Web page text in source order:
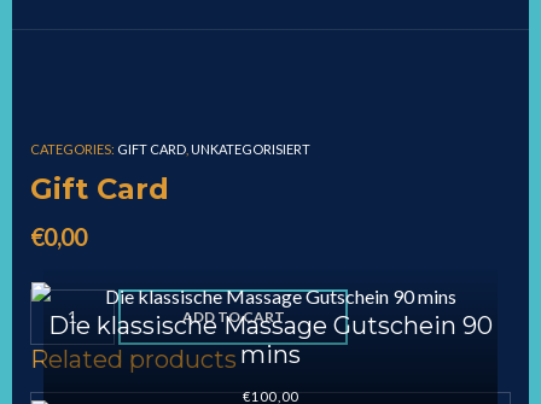
CATEGORIES: GIFT CARD UNKATEGORISIERT
Gift Card
€0,00
Gift
Card
quantity
ADD TO CART
Related products
Die klassische Massage Gutschein 90
mins
€100,00